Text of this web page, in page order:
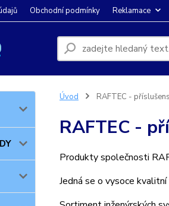
Obchodní podmínky Reklamace
Úvod RAFTEC -
RAFTEC -
Produkty společnosti
Jedná se o vysoce